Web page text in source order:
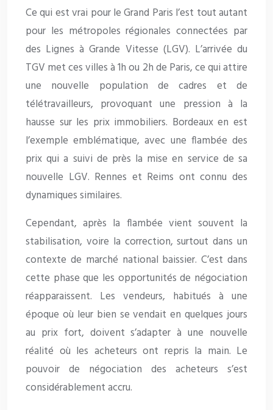
Ce qui est vrai pour le Grand Paris l’est tout autant
pour les métropoles régionales connectées par
des Lignes à Grande Vitesse (LGV). L’arrivée du
TGV met ces villes à 1h ou 2h de Paris, ce qui attire
une nouvelle population de cadres et de
télétravailleurs, provoquant une pression à la
hausse sur les prix immobiliers. Bordeaux en est
l’exemple emblématique, avec une flambée des
prix qui a suivi de près la mise en service de sa
nouvelle LGV. Rennes et Reims ont connu des
dynamiques similaires.
Cependant, après la flambée vient souvent la
stabilisation, voire la correction, surtout dans un
contexte de marché national baissier. C’est dans
cette phase que les opportunités de négociation
réapparaissent. Les vendeurs, habitués à une
époque où leur bien se vendait en quelques jours
au prix fort, doivent s’adapter à une nouvelle
réalité où les acheteurs ont repris la main. Le
pouvoir de négociation des acheteurs s’est
considérablement accru.